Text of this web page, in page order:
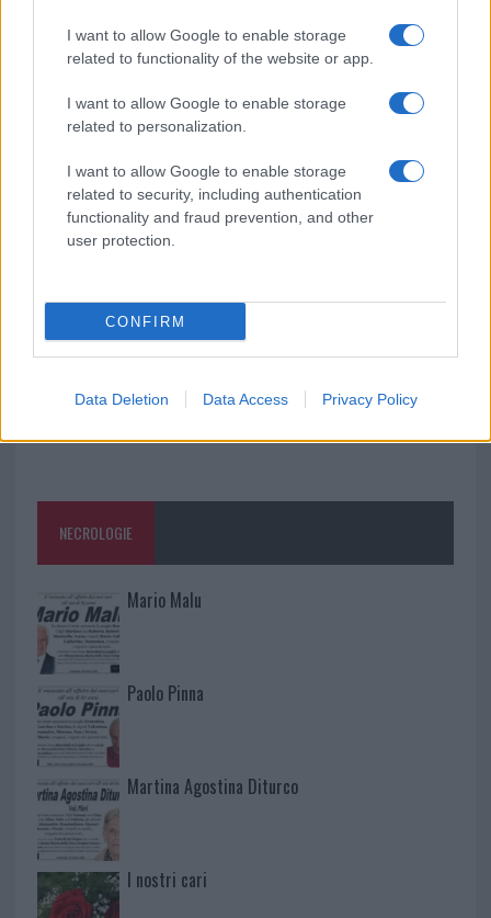
I want to allow Google to enable storage
related to functionality of the website or app.
I want to allow Google to enable storage
related to personalization.
I want to allow Google to enable storage
related to security, including authentication
functionality and fraud prevention, and other
user protection.
CONFIRM
Data Deletion Data Access Privacy Policy
Incidente sulla provinciale 125, paura tra Olbia e
Arzachena
Incidente sulla strada provinciale ad Arzachena,
un ferito
Sangue, musica e solidarietà con Avis Olbia al
Delta Center
NECROLOGIE
Mario Malu
Paolo Pinna
Martina Agostina Diturco
I nostri cari